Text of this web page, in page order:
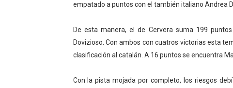
Mundial de lacrosse
Máxima celebración en el
Mundial de esgrima 2026
Raquel Rodriguez es la nueva
empatado a puntos con el también italiano Andrea
De esta manera, el de Cervera suma 199
Dovizioso. Con ambos con cuatros victorias esta
clasificación al catalán. A 16 puntos se encuentra
Con la pista mojada por completo, los riesgos